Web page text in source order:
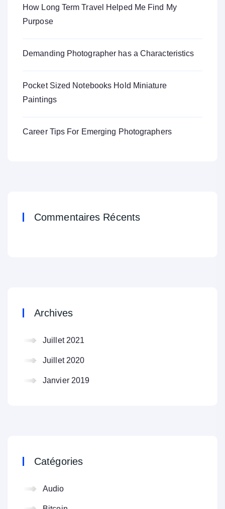
How Long Term Travel Helped Me Find My
Purpose
Demanding Photographer has a Characteristics
Pocket Sized Notebooks Hold Miniature
Paintings
Career Tips For Emerging Photographers
Commentaires Récents
Archives
Juillet 2021
Juillet 2020
Janvier 2019
Catégories
Audio